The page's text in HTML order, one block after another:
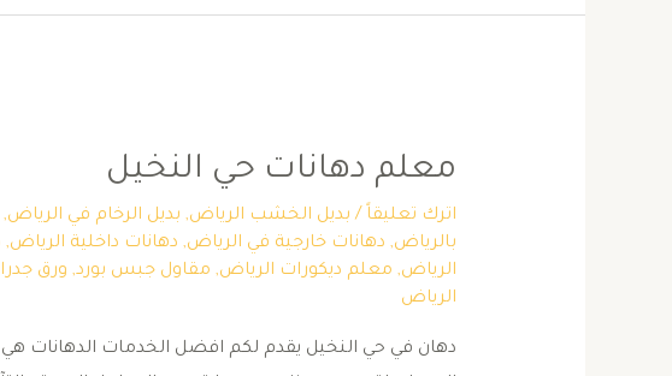
معلم دهانات حي النخيل
اترك تعليقاً / بديل الخشب الرياض, بديل الرخام في الرياض,
بالرياض, دهانات خارجية في الرياض, دهانات داخلية الرياض,
الرياض, معلم ديكورات الرياض, مقاول جبس بورد, ورق
الرياض
دهان في حي النخيل يقدم لكم افضل الخدمات الدهانات